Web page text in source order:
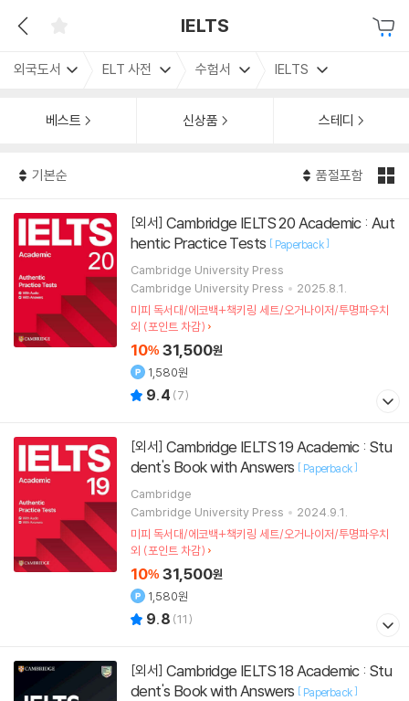
IELTS
외국도서 ELT 사전 수험서 IELTS
베스트 신상품 스테디
기본순 품절포함
[외서]
hentic Practice Tests [ Paperback]
Cambridge University Press
Cambridge University Press
2025.8.1.
미피 독서대/에코백+책키링 세트/오거나이저/투명파우치
외 (포인트 차감)
10% 31,500원
1,580원
9.4 (7)
[외서]
dent's Book with Answers [ Paperback]
Cambridge
Cambridge University Press
2024.9.1.
미피 독서대/에코백+책키링 세트/오거나이저/투명파우치
외 (포인트 차감)
10% 31,500원
1,580원
9.8 (11)
[외서]
dent's Book with Answers [ Paperback]